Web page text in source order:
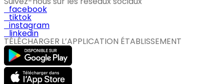
facebook
tiktok
instagram
linkedin
TÉLÉCHARGER L’APPLICATION ÉTABLISSEMENT